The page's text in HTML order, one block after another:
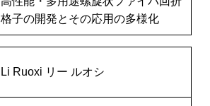
格子の開発とその応用の多様化
Li Ruoxi リー ルオシ